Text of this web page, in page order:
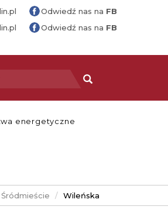
Odwiedź nas na FB
Odwiedź nas na FB
energetyczne
Śródmieście Wileńska